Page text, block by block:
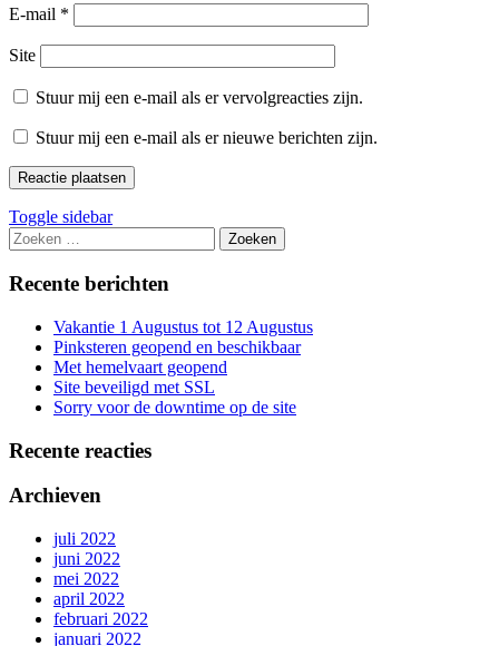
E-mail *
Site
Stuur mij een e-mail als er vervolgreacties zijn.
Stuur mij een e-mail als er nieuwe berichten zijn.
Sidebar
Toggle sidebar
Zoeken
naar:
Recente berichten
Vakantie 1 Augustus tot 12 Augustus
Pinksteren geopend en beschikbaar
Met hemelvaart geopend
Site beveiligd met SSL
Sorry voor de downtime op de site
Recente reacties
Archieven
juli 2022
juni 2022
mei 2022
april 2022
februari 2022
januari 2022